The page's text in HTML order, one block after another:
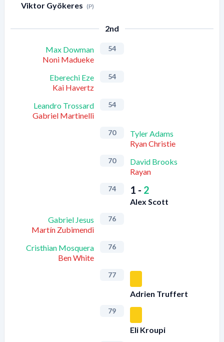
Viktor Gyökeres (P)
2nd
Max Dowman
Noni Madueke
54
Eberechi Eze
Kai Havertz
54
Leandro Trossard
Gabriel Martinelli
54
70
Tyler Adams
Ryan Christie
70
David Brooks
Rayan
74 1 - 2
Alex Scott
Gabriel Jesus
Martín Zubimendi
76
Cristhian Mosquera
Ben White
76
77
Adrien Truffert
79
Eli Kroupi